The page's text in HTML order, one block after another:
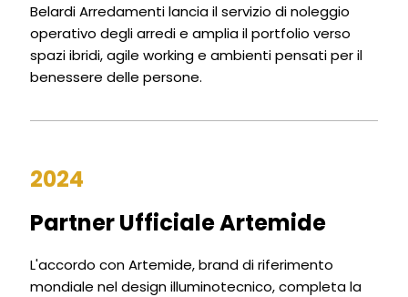
Belardi Arredamenti lancia il servizio di noleggio
operativo degli arredi e amplia il portfolio verso
spazi ibridi, agile working e ambienti pensati per il
benessere delle persone.
2024
Partner Ufficiale Artemide
L'accordo con Artemide, brand di riferimento
mondiale nel design illuminotecnico, completa la